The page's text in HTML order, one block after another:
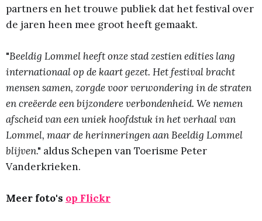
partners en het trouwe publiek dat het festival over
de jaren heen mee groot heeft gemaakt.
"Beeldig Lommel heeft onze stad zestien edities lang
internationaal op de kaart gezet. Het festival bracht
mensen samen, zorgde voor verwondering in de straten
en creëerde een bijzondere verbondenheid. We nemen
afscheid van een uniek hoofdstuk in het verhaal van
Lommel, maar de herinneringen aan Beeldig Lommel
blijven." aldus Schepen van Toerisme Peter
Vanderkrieken.
Meer foto's op Flickr